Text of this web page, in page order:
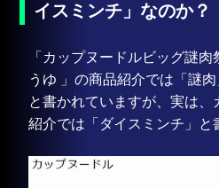
イスミンチ」なのか？
「カップヌードルビッグ謎
うゆ 」の商品紹介では「謎
と書かれていますが、実は、
紹介では「ダイスミンチ」と